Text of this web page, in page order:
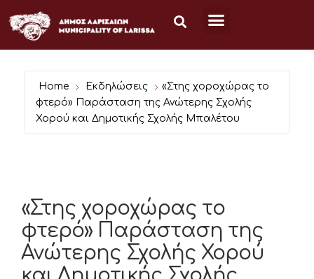
στο
περιεχόμενο
Home Εκδηλώσεις
«Στης χοροχώρας το
φτερό» Παράσταση της Ανώτερης Σχολής
Χορού και Δημοτικής Σχολής Μπαλέτου
«Στης χοροχώρας το
φτερό» Παράσταση της
Ανώτερης Σχολής Χορού